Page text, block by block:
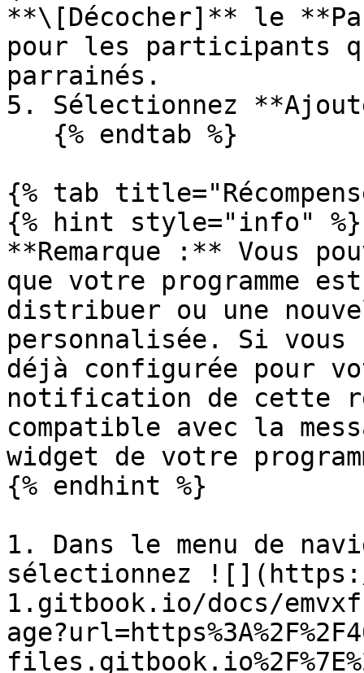
**\[Décocher]** le
pour les participants
parrainés.
5. Sélectionnez
{% tab
{% hint style="info" %}
**Remarque :** Vous
que votre programme
distribuer ou une
personnalisée. Si vous
déjà configurée pour
notification de cette
compatible avec la
widget de votre
{% endhint %}
1. Dans le menu de
sélectionnez
1.gitbook.io/docs/